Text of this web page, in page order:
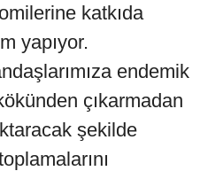
katkıda
yapıyor.
endemik
çıkarmadan
şekilde